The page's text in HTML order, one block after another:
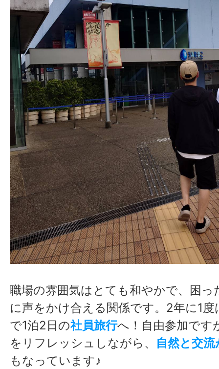
職場の雰囲気はとても和やかで、困っ
に声をかけ合える関係です。2年に1
で1泊2日の社員旅行へ！自由参加です
をリフレッシュしながら、
自然と交流
もなっています♪